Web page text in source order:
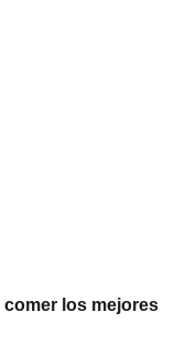
los mejores